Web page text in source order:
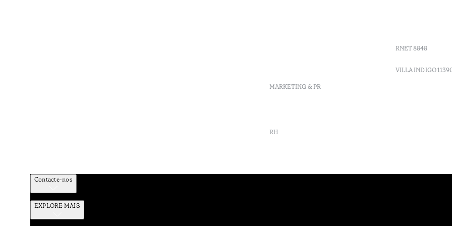
MARKETING & PR
RH
RNET 8848
VILLA INDIGO
Contacte-nos
EXPLORE MAIS